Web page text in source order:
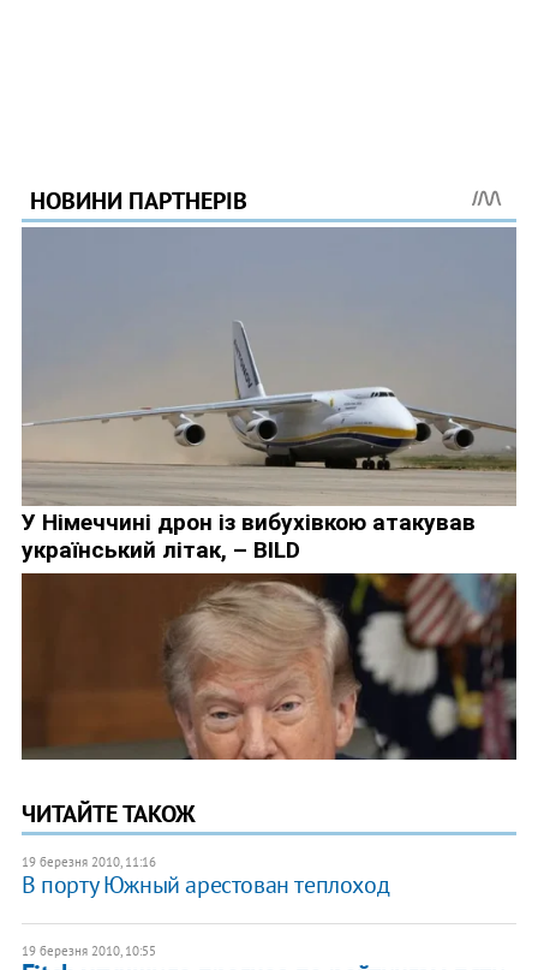
ЧИТАЙТЕ ТАКОЖ
19 березня 2010, 11:16
В порту Южный арестован теплоход
19 березня 2010, 10:55